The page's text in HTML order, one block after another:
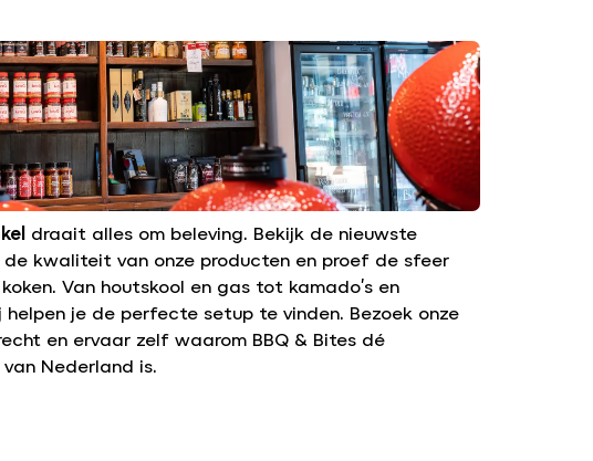
draait alles om beleving. Bekijk de nieuwste
de kwaliteit van onze producten en proef de sfeer
Van houtskool en gas tot kamado’s en
je de perfecte setup te vinden. Bezoek onze
en ervaar zelf waarom BBQ & Bites dé
Nederland is.